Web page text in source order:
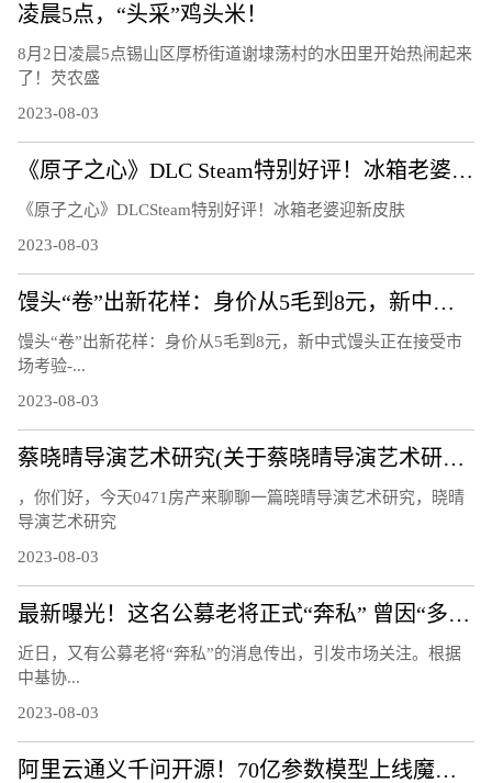
凌晨5点，“头采”鸡头米！
8月2日凌晨5点锡山区厚桥街道谢埭荡村的水田里开始热闹起来
了！芡农盛
2023-08-03
《原子之心》DLC Steam特别好评！冰箱老婆迎新皮肤
《原子之心》DLCSteam特别好评！冰箱老婆迎新皮肤
2023-08-03
馒头“卷”出新花样：身价从5毛到8元，新中式馒头正在接受市场考验
馒头“卷”出新花样：身价从5毛到8元，新中式馒头正在接受市
场考验-...
2023-08-03
蔡晓晴导演艺术研究(关于蔡晓晴导演艺术研究简述)
，你们好，今天0471房产来聊聊一篇晓晴导演艺术研究，晓晴
导演艺术研究
2023-08-03
最新曝光！这名公募老将正式“奔私” 曾因“多面手”受关注：同时管理指数、量化、主动基金
近日，又有公募老将“奔私”的消息传出，引发市场关注。根据
中基协...
2023-08-03
阿里云通义千问开源！70亿参数模型上线魔搭社区，免费可商用